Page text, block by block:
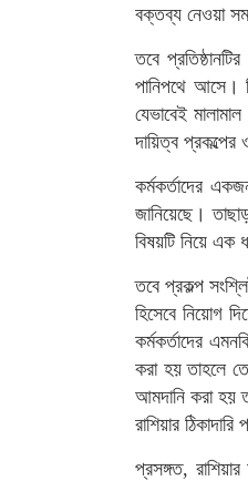
বক্তব্য নেওয়া
তবে
পানিপথে আসে।
যেভাবেই
দায়িত্ব
কর্মকর্তাদের
জানিয়েছে।
বিষয়টি নিয়ে এক
তবে প্রকল্প
হিসেবে নিয়োগ
কর্মকর্তাদের
করা হয় তাহলে
আমদানি করা হয়
রাশিয়ার
প্রসঙ্গত,